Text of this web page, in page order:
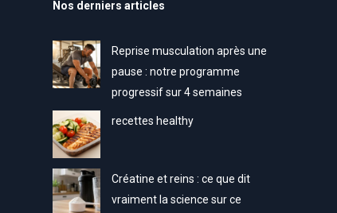
Nos derniers articles
Reprise musculation après une
pause : notre programme
progressif sur 4 semaines
recettes healthy
Créatine et reins : ce que dit
vraiment la science sur ce